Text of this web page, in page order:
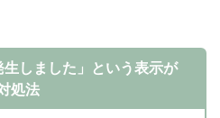
しました」という表示が
処法